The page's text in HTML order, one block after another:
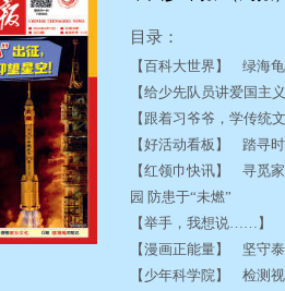
目录：
【百科大世界】 绿海
【给少先队员讲爱国
【跟着习爷爷，学传
【好活动看板】 踏寻
【红领巾快讯】 寻觅
园 防患于“未燃”
【举手，我想说……】
【漫画正能量】 坚守
【少年科学院】 检测